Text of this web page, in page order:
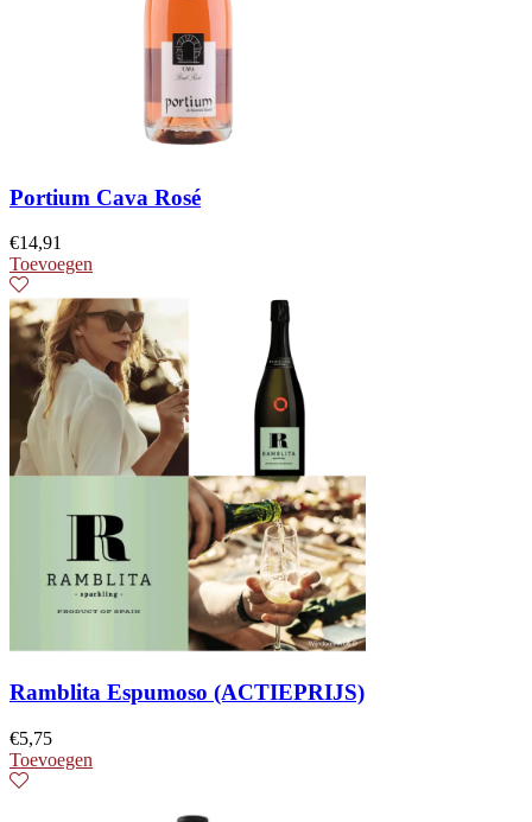
Portium Cava Rosé
€14,91
Toevoegen
Ramblita Espumoso (ACTIEPRIJS)
€5,75
Toevoegen